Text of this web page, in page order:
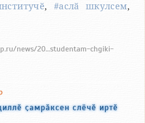
, #аслӑ шкулсем,
news/20...studentam-chgiki-
ҫамрӑксен слёчӗ иртӗ